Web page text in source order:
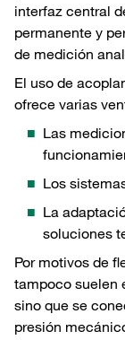
interfaz central
permanente y
de medición
El uso de
ofrece varias
Las
Los
La
soluciones
Por motivos de
tampoco suelen
sino que se
presión